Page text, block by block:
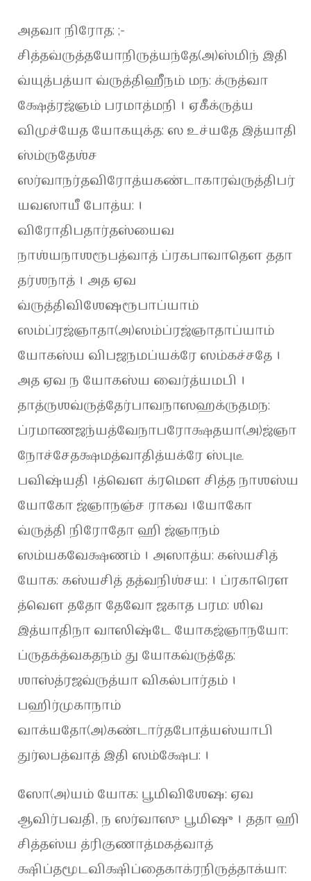
அதவா நிரோத: ;-
சித்தவ்ருத்தயோநிருத்யந்தே(அ)ஸ்மிந் இதி
வ்யுத்பத்யா வ்ருத்திஹீநம் மந: க்ருத்வா
க்ஷேத்ரஜ்ஞம் பரமாத்மநி । ஏகீக்ருத்ய
விமுச்யேத யோகயுக்த: ஸ உச்யதே இத்யாதி
ஸ்ம்ருதேஶ்ச
ஸர்வாநர்தவிரோத்யகண்டாகாரவ்ருத்திபர்
யவஸாயீ போத்ய: ।
விரோதிபதார்தஸ்யைவ
நாஶ்யநாஶரூபத்வாத் ப்ரகபாவாதௌ ததா
தர்ஶநாத் । அத ஏவ
வ்ருத்திவிஶேஷரூபாப்யாம்
ஸம்ப்ரஜ்ஞாதா(அ)ஸம்ப்ரஜ்ஞாதாப்யாம்
யோகஸ்ய விபஜநமப்யக்ரே ஸம்கச்சதே ।
அத ஏவ ந யோகஸ்ய வைர்த்யமபி ।
தாத்ருஶவ்ருத்தேர்பாவநாஸஹக்ருதமந:
ப்ரமாணஜந்யத்வேநாபரோக்ஷதயா(அ)ஜ்ஞா
நோச்சேதக்ஷமத்வாதித்யக்ரே ஸ்புடீ
பவிஷ்யதி ।த்வௌ க்ரமௌ சித்த நாஶஸ்ய
யோகோ ஜ்ஞாநஞ்ச ராகவ ।யோகோ
வ்ருத்தி நிரோதோ ஹி ஜ்ஞாநம்
ஸம்யகவேக்ஷணம் । அஸாத்ய: கஸ்யசித்
யோக: கஸ்யசித் தத்வநிஶ்சய: । ப்ரகாரௌ
த்வௌ ததோ தேவோ ஜகாத பரம: ஶிவ
இத்யாதிநா வாஸிஷ்டே யோகஜ்ஞாநயோ:
ப்ருதக்த்வகதநம் து யோகவ்ருத்தே:
ஶாஸ்த்ரஜவ்ருத்யா விகல்பார்தம் ।
பஹிர்முகாநாம்
வாக்யதோ(அ)கண்டார்தபோத்யஸ்யாபி
துர்லபத்வாத் இதி ஸம்க்ஷேப: ।
ஸோ(அ)யம் யோக: பூமிவிஶேஷ: ஏவ
ஆவிர்பவதி, ந ஸர்வாஸு பூமிஷு । ததா ஹி
சித்தஸ்ய த்ரிகுணாத்மகத்வாத்
க்ஷிப்தமூடவிக்ஷிப்தைகாக்ரநிருத்தாக்யா: